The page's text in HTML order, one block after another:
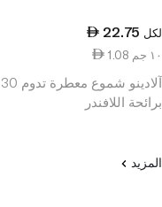
22.75 لكل
1.08 ١٠ جم
برائحة اللافندر
المزيد